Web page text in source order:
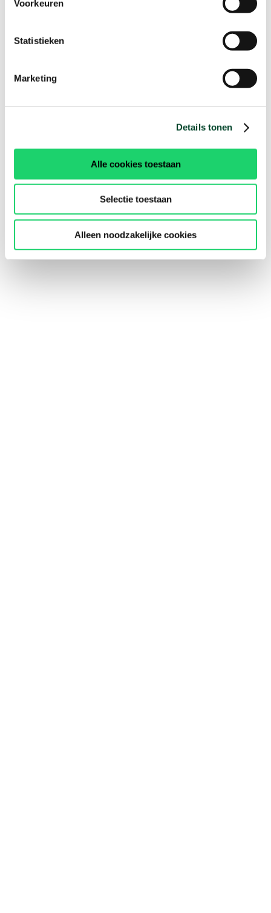
Voorkeuren
Statistieken
Marketing
Details tonen
Alle cookies toestaan
Selectie toestaan
Alleen noodzakelijke cookies